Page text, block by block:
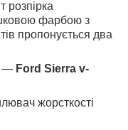
розпірка
фарбою з
пропонується два
— Ford Sierra v-
жорсткості